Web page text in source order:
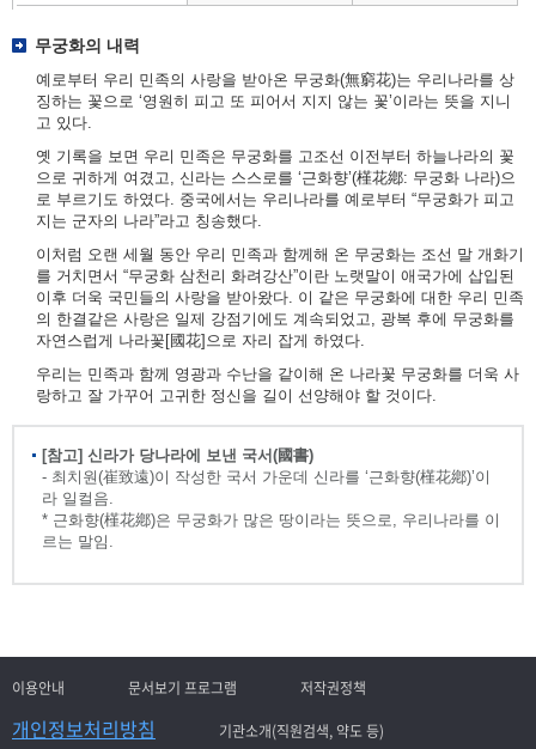
무궁화의 내력
예로부터 우리 민족의 사랑을 받아온 무궁화(無窮花)는 우리나라를 상
징하는 꽃으로 ‘영원히 피고 또 피어서 지지 않는 꽃’이라는 뜻을 지니
고 있다.
옛 기록을 보면 우리 민족은 무궁화를 고조선 이전부터 하늘나라의 꽃
으로 귀하게 여겼고, 신라는 스스로를 ‘근화향’(槿花鄕: 무궁화 나라)으
로 부르기도 하였다. 중국에서는 우리나라를 예로부터 “무궁화가 피고
지는 군자의 나라”라고 칭송했다.
이처럼 오랜 세월 동안 우리 민족과 함께해 온 무궁화는 조선 말 개화기
를 거치면서 “무궁화 삼천리 화려강산”이란 노랫말이 애국가에 삽입된
이후 더욱 국민들의 사랑을 받아왔다. 이 같은 무궁화에 대한 우리 민족
의 한결같은 사랑은 일제 강점기에도 계속되었고, 광복 후에 무궁화를
자연스럽게 나라꽃[國花]으로 자리 잡게 하였다.
우리는 민족과 함께 영광과 수난을 같이해 온 나라꽃 무궁화를 더욱 사
랑하고 잘 가꾸어 고귀한 정신을 길이 선양해야 할 것이다.
[참고] 신라가 당나라에 보낸 국서(國書)
- 최치원(崔致遠)이 작성한 국서 가운데 신라를 ‘근화향(槿花鄕)’이
라 일컬음.
* 근화향(槿花鄕)은 무궁화가 많은 땅이라는 뜻으로, 우리나라를 이
르는 말임.
이용안내 문서보기 프로그램 저작권정책
개인정보처리방침 기관소개(직원검색, 약도 등)